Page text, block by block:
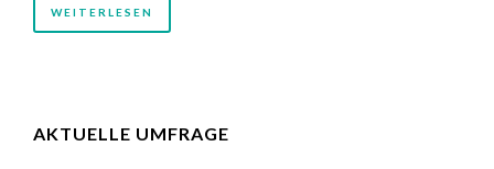
WEITERLESEN
AKTUELLE UMFRAGE